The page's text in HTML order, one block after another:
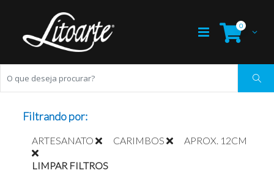
0
Filtrando por:
ARTESANATO CARIMBOS APROX. 12CM
LIMPAR FILTROS